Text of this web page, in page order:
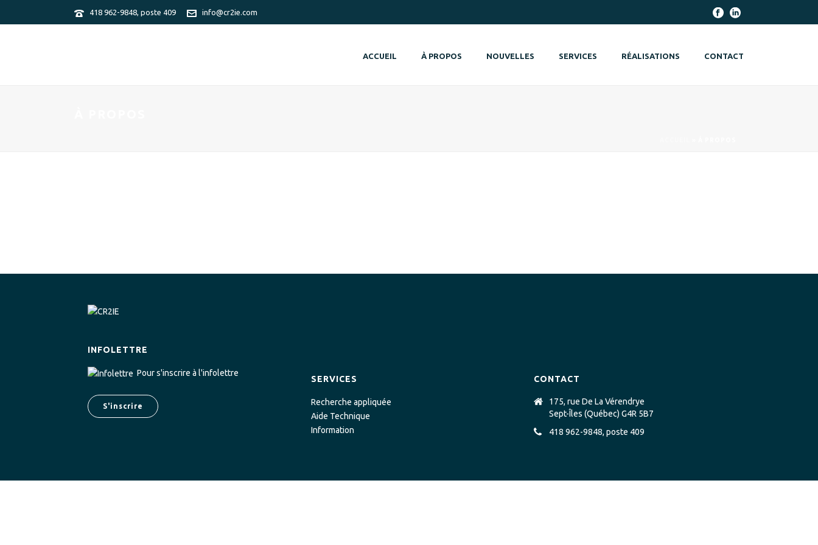
418 962-9848, poste 409 info@cr2ie.com
ACCUEIL À PROPOS NOUVELLES SERVICES RÉALISATIONS CONTACT
INFOLETTRE
Pour s'inscrire à l'infolettre
S'inscrire
SERVICES
Recherche appliquée
Aide Technique
Information
CONTACT
175, rue De La Vérendrye
Sept-Îles (Québec) G4R 5B7
418 962-9848, poste 409